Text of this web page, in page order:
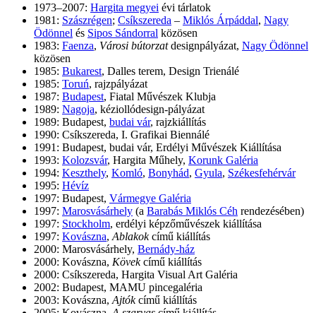
1973–2007: Hargita megyei évi tárlatok
1981: Szászrégen; Csíkszereda – Miklós Árpáddal, Nagy
Ödönnel és Sipos Sándorral közösen
1983: Faenza, Városi bútorzatdesignpályázat, Nagy Ödönnel
közösen
1985: Bukarest, Dalles terem, Design Trienálé
1985: Toruń, rajzpályázat
1987: Budapest, Fiatal Művészek Klubja
1989: Nagoja, kéziollódesign-pályázat
1989: Budapest, budai vár, rajzkiállítás
1990: Csíkszereda, I. Grafikai Biennálé
1991: Budapest, budai vár, Erdélyi Művészek Kiállítása
1993: Kolozsvár, Hargita Műhely, Korunk Galéria
1994: Keszthely, Komló, Bonyhád, Gyula, Székesfehérvár
1995: Hévíz
1997: Budapest, Vármegye Galéria
1997: Marosvásárhely (a Barabás Miklós Céh rendezésében)
1997: Stockholm, erdélyi képzőművészek kiállítása
1997: Kovászna, Ablakokcímű kiállítás
2000: Marosvásárhely, Bernády-ház
2000: Kovászna, Kövekcímű kiállítás
2000: Csíkszereda, Hargita Visual Art Galéria
2002: Budapest, MAMU pincegaléria
2003: Kovászna, Ajtókcímű kiállítás